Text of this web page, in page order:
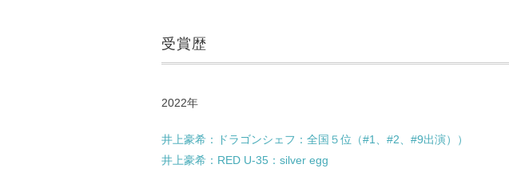
受賞歴
2022年
井上豪希：ドラゴンシェフ：全国５位（#1、#2、#9出演））
井上豪希： RED U-35：silver egg